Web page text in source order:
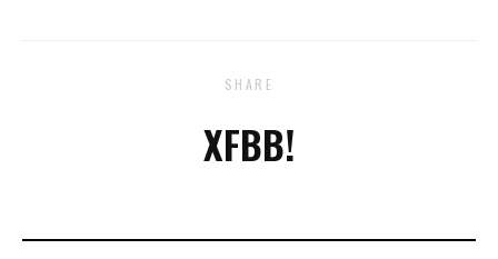
SHARE
XFBB!